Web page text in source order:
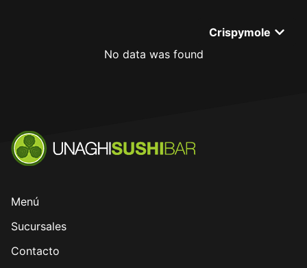
Crispymole
No data was found
Menú
Sucursales
Contacto